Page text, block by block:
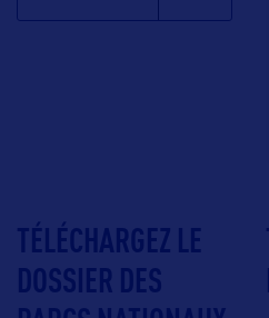
TÉLÉCHARGEZ LE
DOSSIER DES